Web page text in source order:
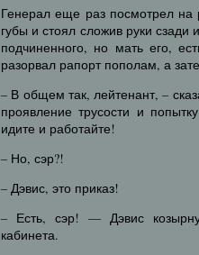
Генерал еще раз посмотрел на
губы и стоял сложив руки
подчиненного, но мать его,
разорвал рапорт пополам, а
– В общем так, лейтенант, –
проявление трусости и
идите и работайте!
– Но, сэр?!
– Дэвис, это приказ!
– Есть, сэр! — Дэвис
кабинета.